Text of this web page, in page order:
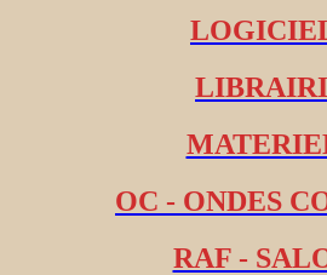
OC - ONDES
RAF -